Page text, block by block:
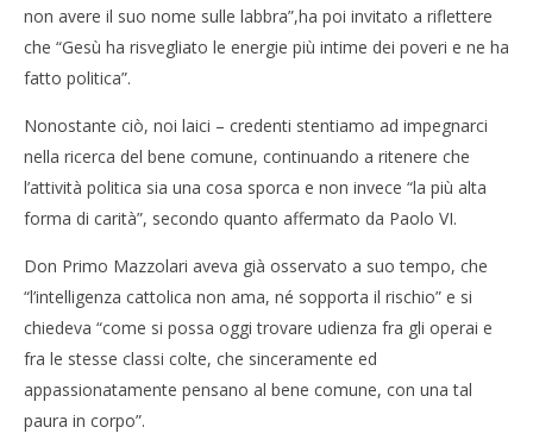
non avere il suo nome sulle labbra”,ha poi invitato a riflettere
che “Gesù ha risvegliato le energie più intime dei poveri e ne ha
fatto politica”.
Nonostante ciò, noi laici – credenti stentiamo ad impegnarci
nella ricerca del bene comune, continuando a ritenere che
l’attività politica sia una cosa sporca e non invece “la più alta
forma di carità”, secondo quanto affermato da Paolo VI.
Don Primo Mazzolari aveva già osservato a suo tempo, che
“l’intelligenza cattolica non ama, né sopporta il rischio” e si
chiedeva “come si possa oggi trovare udienza fra gli operai e
fra le stesse classi colte, che sinceramente ed
appassionatamente pensano al bene comune, con una tal
paura in corpo”.